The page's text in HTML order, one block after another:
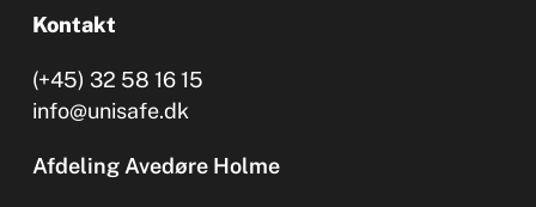
Kontakt
(+45) 32 58 16 15
info@unisafe.dk
Afdeling Avedøre Holme